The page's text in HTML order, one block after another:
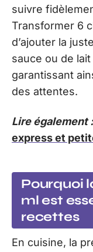
suivre
Transformer 6
d’ajouter la
sauce ou de
garantissant
des attentes.
Lire également :
express et
Pourquoi
ml est
recettes
En cuisine, la